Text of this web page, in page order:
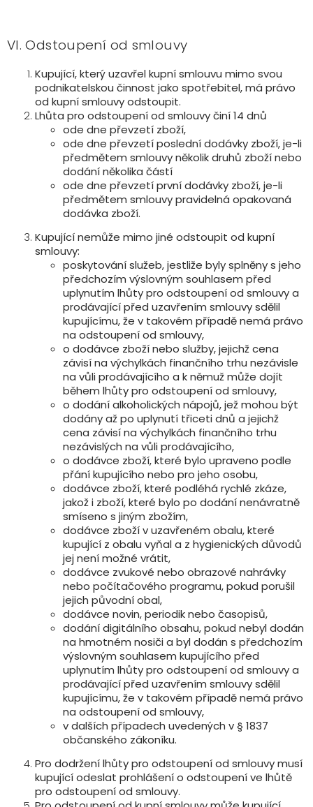
VI. Odstoupení od smlouvy
Kupující, který uzavřel kupní smlouvu mimo svou
podnikatelskou činnost jako spotřebitel, má právo
od kupní smlouvy odstoupit.
Lhůta pro odstoupení od smlouvy činí 14 dnů
ode dne převzetí zboží,
ode dne převzetí poslední dodávky zboží, je-li
předmětem smlouvy několik druhů zboží nebo
dodání několika částí
ode dne převzetí první dodávky zboží, je-li
předmětem smlouvy pravidelná opakovaná
dodávka zboží.
Kupující nemůže mimo jiné odstoupit od kupní
smlouvy:
poskytování služeb, jestliže byly splněny s jeho
předchozím výslovným souhlasem před
uplynutím lhůty pro odstoupení od smlouvy a
prodávající před uzavřením smlouvy sdělil
kupujícímu, že v takovém případě nemá právo
na odstoupení od smlouvy,
o dodávce zboží nebo služby, jejichž cena
závisí na výchylkách finančního trhu nezávisle
na vůli prodávajícího a k němuž může dojít
během lhůty pro odstoupení od smlouvy,
o dodání alkoholických nápojů, jež mohou být
dodány až po uplynutí třiceti dnů a jejichž
cena závisí na výchylkách finančního trhu
nezávislých na vůli prodávajícího,
o dodávce zboží, které bylo upraveno podle
přání kupujícího nebo pro jeho osobu,
dodávce zboží, které podléhá rychlé zkáze,
jakož i zboží, které bylo po dodání nenávratně
smíseno s jiným zbožím,
dodávce zboží v uzavřeném obalu, které
kupující z obalu vyňal a z hygienických důvodů
jej není možné vrátit,
dodávce zvukové nebo obrazové nahrávky
nebo počítačového programu, pokud porušil
jejich původní obal,
dodávce novin, periodik nebo časopisů,
dodání digitálního obsahu, pokud nebyl dodán
na hmotném nosiči a byl dodán s předchozím
výslovným souhlasem kupujícího před
uplynutím lhůty pro odstoupení od smlouvy a
prodávající před uzavřením smlouvy sdělil
kupujícímu, že v takovém případě nemá právo
na odstoupení od smlouvy,
v dalších případech uvedených v § 1837
občanského zákoníku.
Pro dodržení lhůty pro odstoupení od smlouvy musí
kupující odeslat prohlášení o odstoupení ve lhůtě
pro odstoupení od smlouvy.